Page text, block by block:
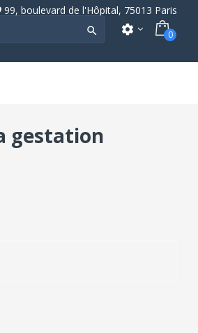
99, boulevard de l'Hôpital, 75013 Paris
 settings 0
gestation